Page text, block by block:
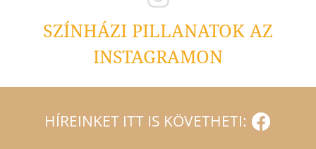
SZÍNHÁZI PILLANATOK AZ
INSTAGRAMON
HÍREINKET ITT IS KÖVETHETI: